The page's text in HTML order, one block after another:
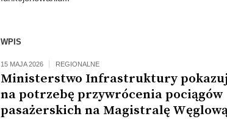
WPIS
15 MAJA 2026 REGIONALNE
Ministerstwo Infrastruktury
na potrzebę przywrócenia pociągów
pasażerskich na Magistralę